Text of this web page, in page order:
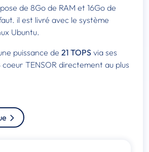
de 8Go de RAM et 16Go de
il est livré avec le système
Ubuntu.
puissance de 21 TOPS via ses
TENSOR directement au plus